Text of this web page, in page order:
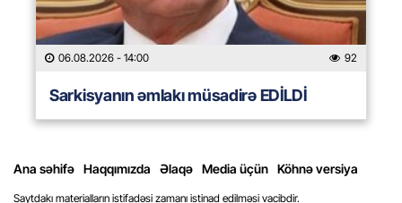
06.08.2026 - 14:00 92
Sarkisyanın əmlakı müsadirə EDİLDİ
Ana səhifə Haqqımızda Əlaqə Media üçün Köhnə versiya
Saytdakı materialların istifadəsi zamanı istinad edilməsi vacibdir.